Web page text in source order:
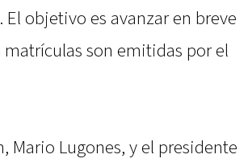
objetivo es avanzar en breve
matrículas son emitidas por el
Mario Lugones, y el presidente